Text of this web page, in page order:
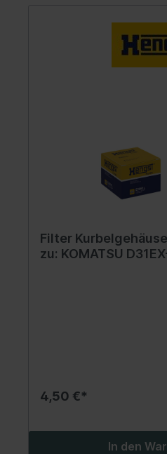
Filter
zu: KOMATSU
4,50 €*
In den